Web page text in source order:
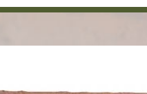
tradition 11x11 rouge flammé